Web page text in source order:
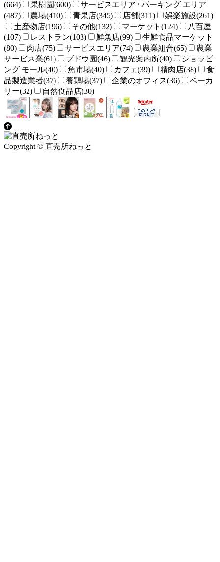
(664)
果樹園(600)
サービスエリア / パーキング エリア
(487)
農場(410) 青果店(345) 店舗(311)
娯楽施設(261)
土産物店(196)
その他(132) マーケット(124)
八百屋
(107)
レストラン(103) 鮮魚店(99)
生鮮食品マーケット
(80)
肉店(75) サービスエリア(74) 農業組合(65)
農業
サービス業(61)
ブドウ園(46) 観光案内所(40)
ショッピ
ング モール(40)
魚市場(40) カフェ(39) 精肉店(38)
食
品製造業者(37)
養鶏場(37) 企業のオフィス(36)
ベーカ
リー(32)
自然食品店(30)
Copyright © 直売所ねっと